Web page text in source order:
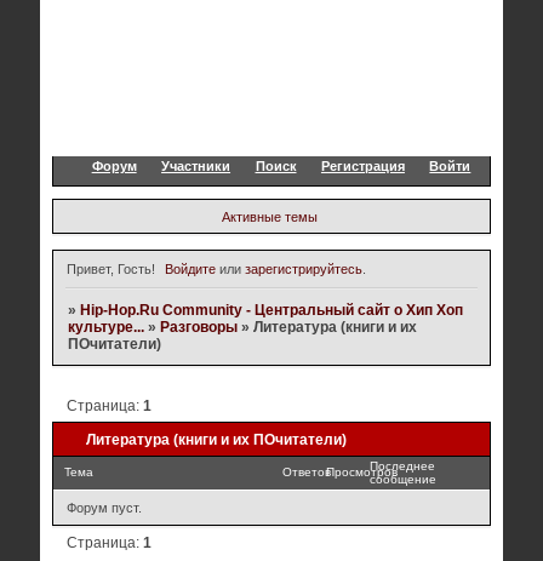
Форум Участники Поиск Регистрация Войти
Активные темы
Привет, Гость! Войдите илизарегистрируйтесь
» Hip-Hop.Ru Community - Центральный сайт о Хип Хоп
культуре... » Разговоры » Литература (книги и их
ПОчитатели)
Литература (книги и их ПОчитатели)
Страница: 1
Тема ОтветовПросмотровПоследнее
сообщение
Форум пуст.
Страница: 1